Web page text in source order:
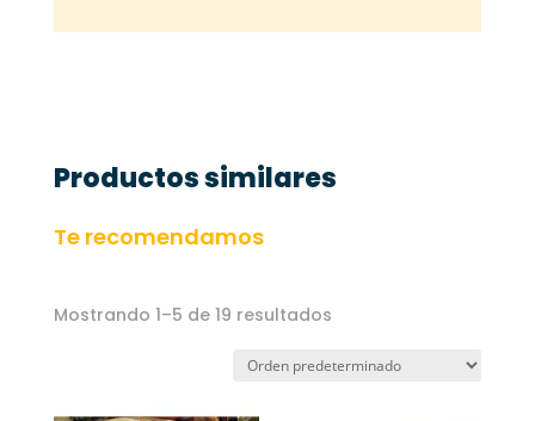
Productos similares
Te recomendamos
Mostrando 1–5 de 19 resultados